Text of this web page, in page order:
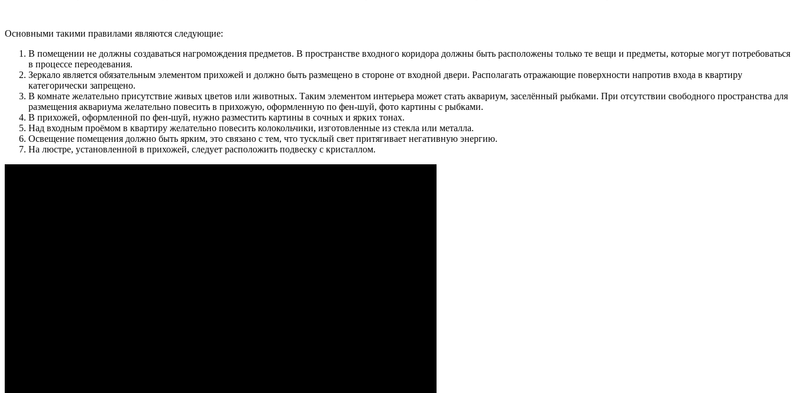
Основными такими правилами являются следующие:
В помещении не должны создаваться нагромождения предметов. В пространстве входного коридора должны быть расположены только те вещи и предметы, которые могут потребоваться
в процессе переодевания.
Зеркало является обязательным элементом прихожей и должно быть размещено в стороне от входной двери. Располагать отражающие поверхности напротив входа в квартиру
категорически запрещено.
В комнате желательно присутствие живых цветов или животных. Таким элементом интерьера может стать аквариум, заселённый рыбками. При отсутствии свободного пространства для
размещения аквариума желательно повесить в прихожую, оформленную по фен-шуй, фото картины с рыбками.
В прихожей, оформленной по фен-шуй, нужно разместить картины в сочных и ярких тонах.
Над входным проёмом в квартиру желательно повесить колокольчики, изготовленные из стекла или металла.
Освещение помещения должно быть ярким, это связано с тем, что тусклый свет притягивает негативную энергию.
На люстре, установленной в прихожей, следует расположить подвеску с кристаллом.